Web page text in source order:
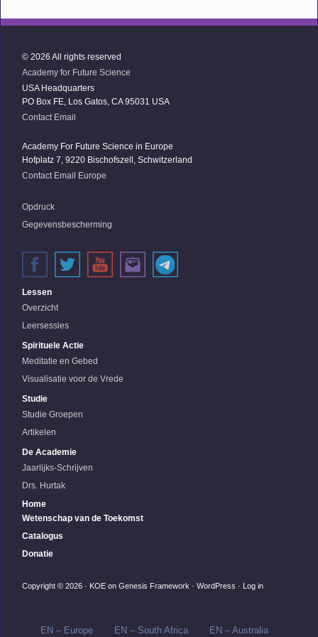
© 2026 All rights reserved
Academy for Future Science
USA Headquarters
PO Box FE, Los Gatos, CA 95031 USA
Contact Email
Academy For Future Science in Europe
Hofplatz 7, 9220 Bischofszell, Schwitzerland
Contact Email Europe
Opdruck
Gegevensbescherming
Lessen
Overzicht
Leersessies
Spirituele Actie
Meditatie en Gebed
Visualisatie voor de Vrede
Studie
Studie Groepen
Artikelen
De Academie
Jaarlijks-Schrijven
Drs. Hurtak
Home
Wetenschap van de Toekomst
Catalogus
Donatie
Copyright © 2026 · KOE on Genesis Framework · WordPress · Log in
EN – Europe EN – South Africa EN – Australia